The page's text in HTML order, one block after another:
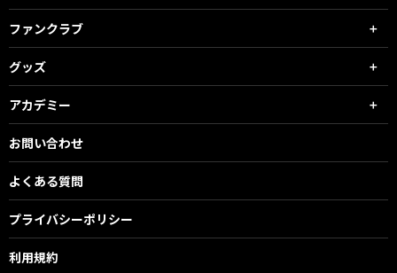
ファンクラブ
グッズ
アカデミー
お問い合わせ
よくある質問
プライバシーポリシー
利用規約